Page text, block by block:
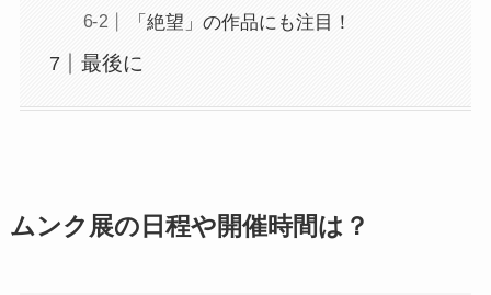
「絶望」の作品にも注目！
最後に
ムンク展の日程や開催時間は？